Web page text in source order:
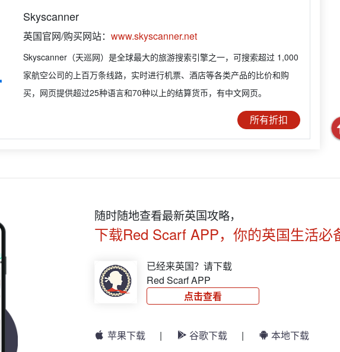
Skyscanner
英国官网/购买网站： www.skyscanner.net
Skyscanner（天巡网）是全球最大的旅游搜索引擎之一，可搜索超过 1,000
家航空公司的上百万条线路，实时进行机票、酒店等各类产品的比价和购
买，网页提供超过25种语言和70种以上的结算货币，有中文网页。
所有折扣
随时随地查看最新英国攻略，
下载Red Scarf APP，你的英国生活必
已经来英国？请下载
Red Scarf APP
点击查看
苹果下载 | 谷歌下载 | 本地下载